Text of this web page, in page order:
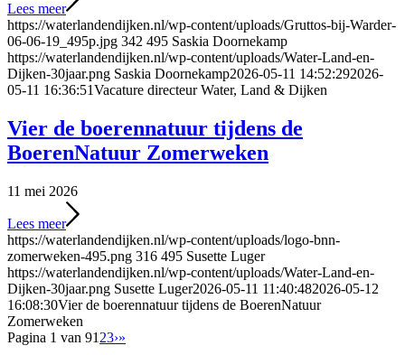
Lees meer
https://waterlandendijken.nl/wp-content/uploads/Gruttos-bij-Warder-
06-06-19_495p.jpg 342 495 Saskia Doornekamp
https://waterlandendijken.nl/wp-content/uploads/Water-Land-en-
Dijken-30jaar.png Saskia Doornekamp2026-05-11 14:52:292026-
05-11 16:36:51Vacature directeur Water, Land & Dijken
Vier de boerennatuur tijdens de
BoerenNatuur Zomerweken
11 mei 2026
Lees meer
https://waterlandendijken.nl/wp-content/uploads/logo-bnn-
zomerweken-495.png 316 495 Susette Luger
https://waterlandendijken.nl/wp-content/uploads/Water-Land-en-
Dijken-30jaar.png Susette Luger2026-05-11 11:40:482026-05-12
16:08:30Vier de boerennatuur tijdens de BoerenNatuur
Zomerweken
Pagina 1 van 91 23›»